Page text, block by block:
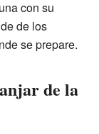
con su
de los
se prepare.
de la